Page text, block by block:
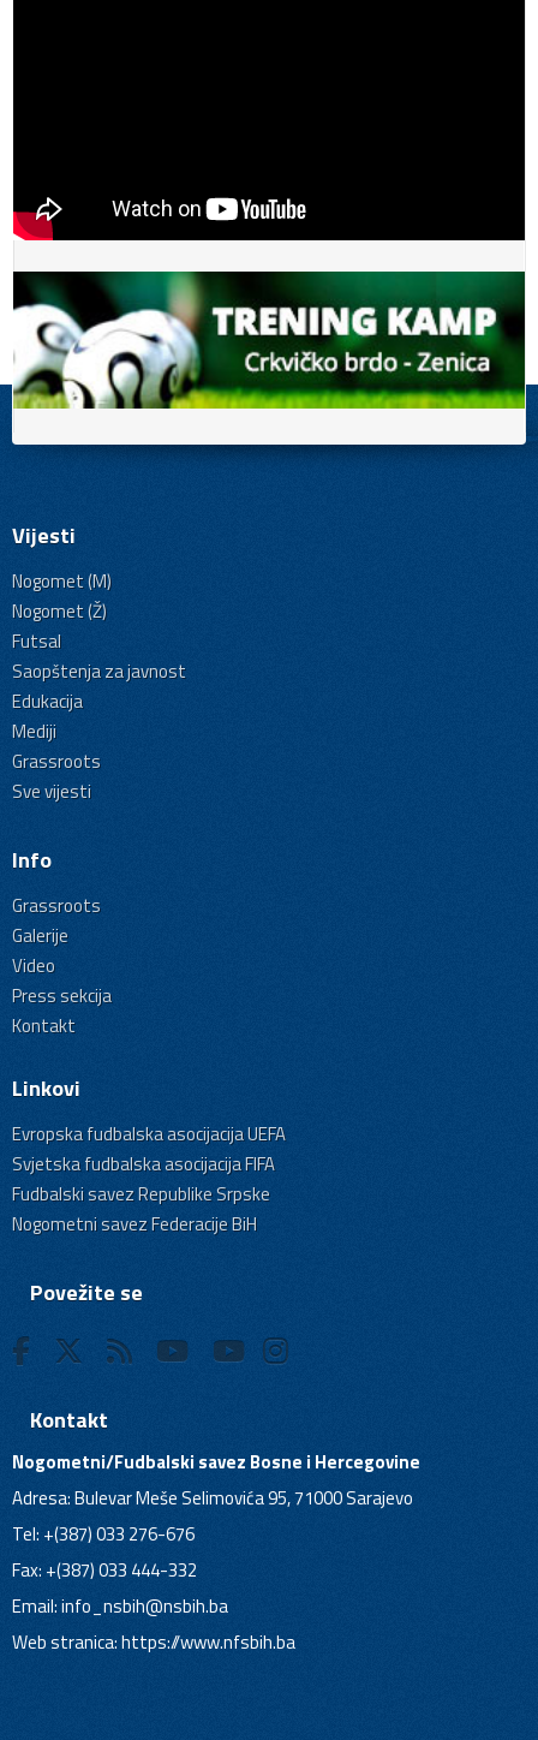
Vijesti
Nogomet (M)
Nogomet (Ž)
Futsal
Saopštenja za javnost
Edukacija
Mediji
Grassroots
Sve vijesti
Info
Grassroots
Galerije
Video
Press sekcija
Kontakt
Linkovi
Evropska fudbalska asocijacija UEFA
Svjetska fudbalska asocijacija FIFA
Fudbalski savez Republike Srpske
Nogometni savez Federacije BiH
Povežite se
Kontakt
Nogometni/Fudbalski savez Bosne i Hercegovine
Adresa: Bulevar Meše Selimovića 95, 71000 Sarajevo
Tel: +(387) 033 276-676
Fax: +(387) 033 444-332
Email:info_nsbih@nsbih.ba
Web stranica: https://www.nfsbih.ba